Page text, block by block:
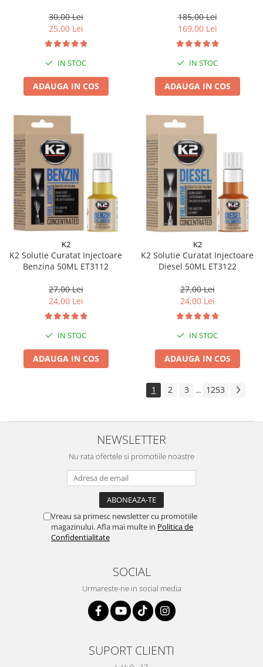
30,00 Lei
25,00 Lei
IN STOC
ADAUGA IN COS
185,00 Lei
169,00 Lei
IN STOC
ADAUGA IN COS
K2
K2 Solutie Curatat Injectoare
Benzina 50ML ET3112
27,00 Lei
24,00 Lei
IN STOC
ADAUGA IN COS
K2
K2 Solutie Curatat Injectoare
Diesel 50ML ET3122
27,00 Lei
24,00 Lei
IN STOC
ADAUGA IN COS
1 2 3 ... 1253
NEWSLETTER
Nu rata ofertele si promotiile noastre
Vreau sa primesc newsletter cu promotiile
magazinului. Afla mai multe in Politica de
Confidentialitate
SOCIAL
Urmareste-ne in social media
SUPORT CLIENTI